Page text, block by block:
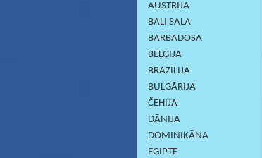
AUSTRIJA
BALI SALA
BARBADOSA
BEĻĢIJA
BRAZĪLIJA
BULGĀRIJA
ČEHIJA
DĀNIJA
DOMINIKĀNA
ĒĢIPTE